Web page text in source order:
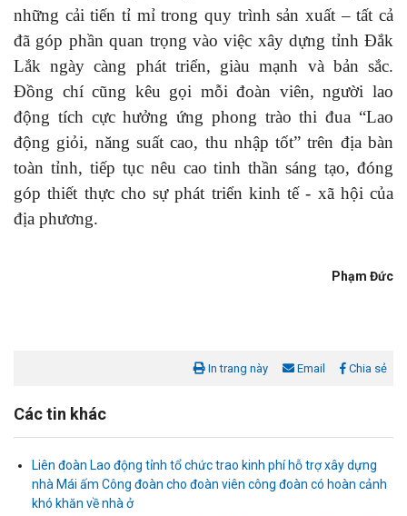
những cải tiến tỉ mỉ trong quy trình sản xuất – tất cả
đã góp phần quan trọng vào việc xây dựng tỉnh Đắk
Lắk ngày càng phát triển, giàu mạnh và bản sắc.
Đồng chí cũng kêu gọi mỗi đoàn viên, người lao
động tích cực hưởng ứng phong trào thi đua “Lao
động giỏi, năng suất cao, thu nhập tốt” trên địa bàn
toàn tỉnh, tiếp tục nêu cao tinh thần sáng tạo, đóng
góp thiết thực cho sự phát triển kinh tế - xã hội của
địa phương.
Phạm Đức
In trang này Email Chia sẻ
Các tin khác
Liên đoàn Lao động tỉnh tổ chức trao kinh phí hỗ trợ xây dựng
nhà Mái ấm Công đoàn cho đoàn viên công đoàn có hoàn cảnh
khó khăn về nhà ở